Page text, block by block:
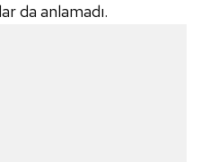
da anlamadı.